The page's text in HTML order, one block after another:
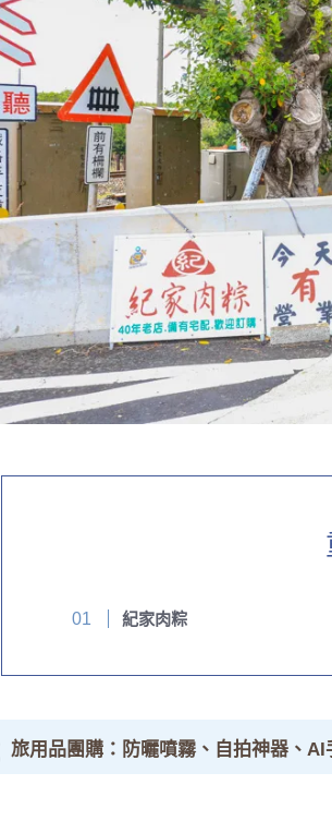
紀家肉粽
旅用品團購：防曬噴霧、自拍神器、